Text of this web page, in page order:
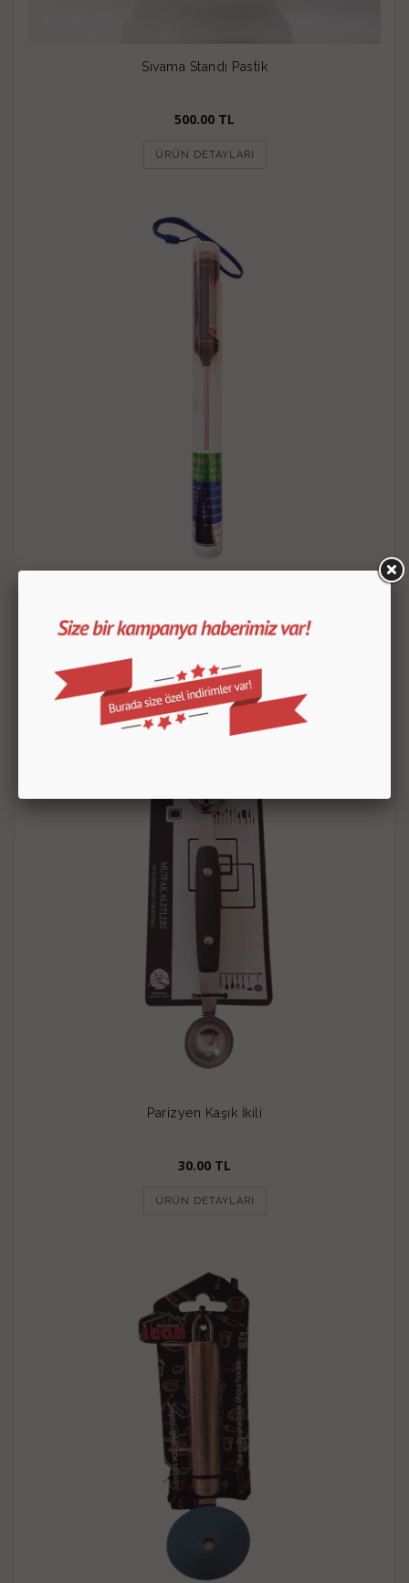
Sıvama Standı Pastik
500.00 TL
ÜRÜN DETAYLARI
100.00 TL
ÜRÜN DETAYLARI
Parizyen Kaşık İkili
30.00 TL
ÜRÜN DETAYLARI